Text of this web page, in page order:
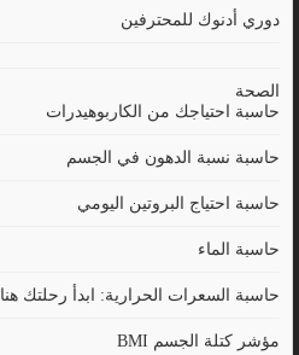
دوري أدنوك للمحترفين
الصحة
حاسبة احتياجك من الكاربوهيدرات
حاسبة نسبة الدهون في الجسم
حاسبة احتياج البروتين اليومي
حاسبة الماء
حاسبة السعرات الحرارية: ابدأ رحلتك هنا
مؤشر كتلة الجسم BMI